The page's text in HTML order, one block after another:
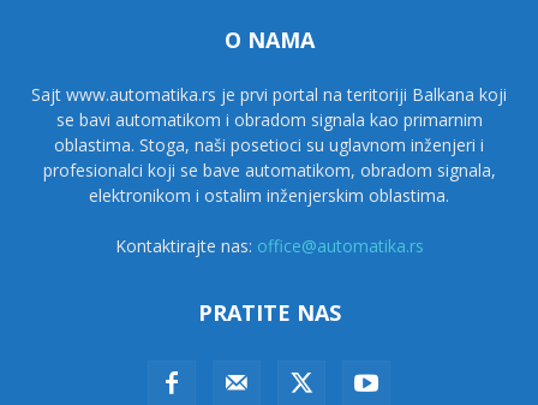
O NAMA
Sajt www.automatika.rs je prvi portal na teritoriji Balkana koji
se bavi automatikom i obradom signala kao primarnim
oblastima. Stoga, naši posetioci su uglavnom inženjeri i
profesionalci koji se bave automatikom, obradom signala,
elektronikom i ostalim inženjerskim oblastima.
Kontaktirajte nas: office@automatika.rs
PRATITE NAS